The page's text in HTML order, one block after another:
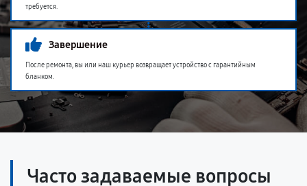
требуется.
Завершение
После ремонта, вы или наш курьер возвращает устройство с гарантийным
бланком.
Часто задаваемые вопросы